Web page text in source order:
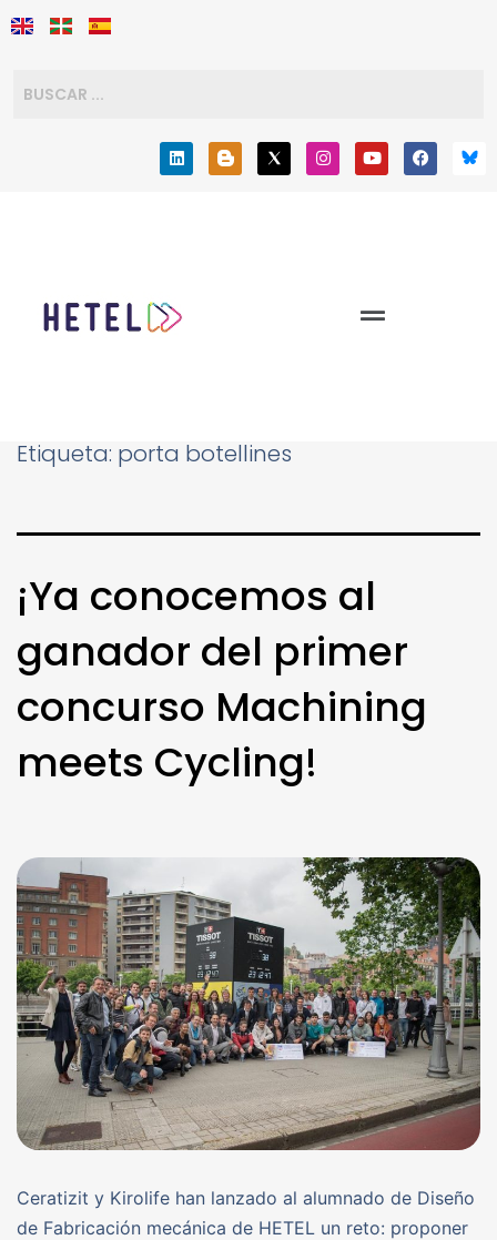
Etiqueta: porta botellines
¡Ya conocemos al
ganador del primer
concurso Machining
meets Cycling!
Ceratizit y Kirolife han lanzado al alumnado de Diseño
de Fabricación mecánica de HETEL un reto: proponer